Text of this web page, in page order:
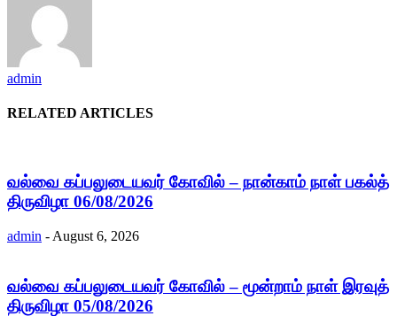
admin
RELATED ARTICLES
வல்வை கப்பலுடையவர் கோவில் – நான்காம் நாள் பகல்த்
திருவிழா 06/08/2026
admin - August 6, 2026
வல்வை கப்பலுடையவர் கோவில் – மூன்றாம் நாள் இரவுத்
திருவிழா 05/08/2026